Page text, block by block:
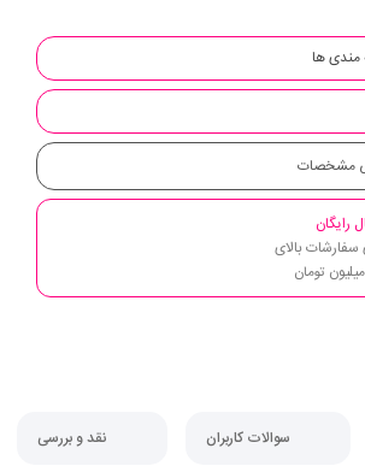
مندی ها
مشخصات
رایگان
سفارشات بالای
تومان
سوالات کاربران نقد و بررسی